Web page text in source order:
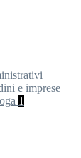
e imprese
1